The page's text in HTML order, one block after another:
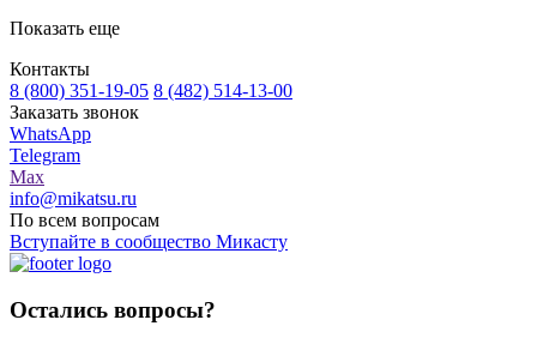
Показать еще
Контакты
8 (800) 351-19-05 8 (482) 514-13-00
Заказать звонок
WhatsApp
Telegram
Max
info@mikatsu.ru
По всем вопросам
Вступайте в сообщество Микасту
Остались вопросы?